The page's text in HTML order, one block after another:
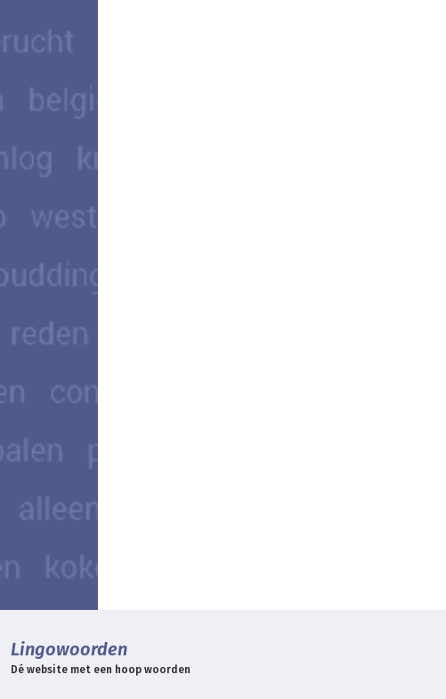
Lingowoorden
Dé website met een hoop woorden